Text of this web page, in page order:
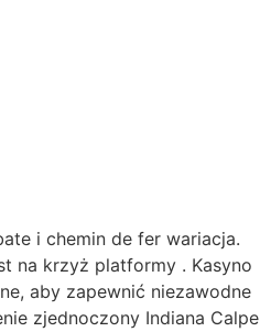
i chemin de fer wariacja.
na krzyż platformy . Kasyno
aby zapewnić niezawodne
zjednoczony Indiana Calpe